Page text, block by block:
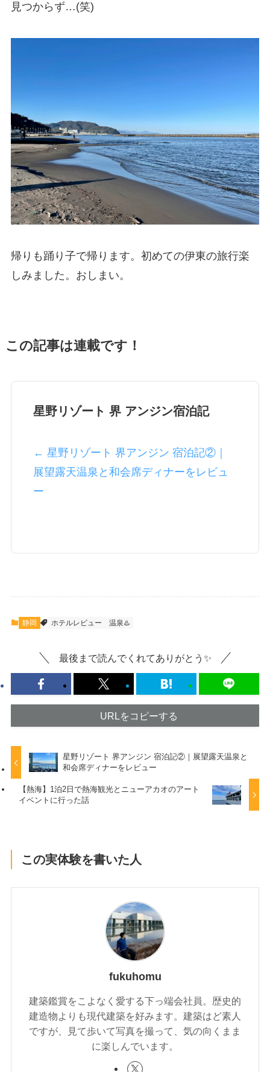
見つからず…(笑)
帰りも踊り子で帰ります。初めての伊東の旅行楽
しみました。おしまい。
この記事は連載です！
星野リゾート 界 アンジン宿泊記
← 星野リゾート 界アンジン 宿泊記②｜
展望露天温泉と和会席ディナーをレビュ
ー
静岡 ホテルレビュー 温泉♨️
最後まで読んでくれてありがとう✨
URLをコピーする
星野リゾート 界アンジン 宿泊記②｜展望露天温泉と
和会席ディナーをレビュー
【熱海】1泊2日で熱海観光とニューアカオのアート
イベントに行った話
この実体験を書いた人
fukuhomu
建築鑑賞をこよなく愛する下っ端会社員。歴史的
建造物よりも現代建築を好みます。建築はど素人
ですが、見て歩いて写真を撮って、気の向くまま
に楽しんでいます。